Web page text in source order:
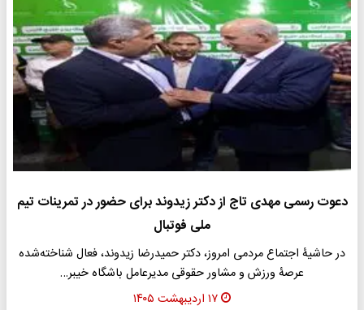
دعوت رسمی مهدی تاج از دکتر زیدوند برای حضور در تمرینات تیم
ملی فوتبال
در حاشیۀ اجتماع مردمی امروز، دکتر حمیدرضا زیدوند، فعال شناخته‌شده
عرصۀ ورزش و مشاور حقوقی مدیرعامل باشگاه خیبر…
۱۷ اردیبهشت ۱۴۰۵